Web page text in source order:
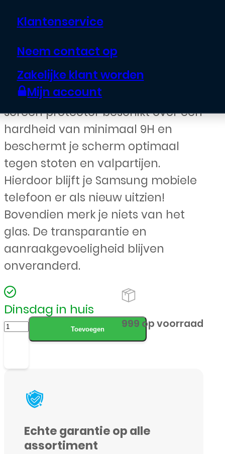
Klantenservice
Neem contact op
Zakelijke klant worden
Mijn account
€10,00
Houd het scherm van je Samsung
telefoon krasvrij met de Tempered
Glass Screen Protector. De glazen
screen protector beschikt over een
hardheid van minimaal 9H en
beschermt je scherm optimaal
tegen stoten en valpartijen.
Hierdoor blijft je Samsung mobiele
telefoon er als nieuw uitzien!
Bovendien merk je niets van het
glas. De transparantie en
aanraakgevoeligheid blijven
onveranderd.
Dinsdag in huis
Samsung
inch
T350
Toevoegen 999 op voorraad
Echte garantie op alle
assortiment